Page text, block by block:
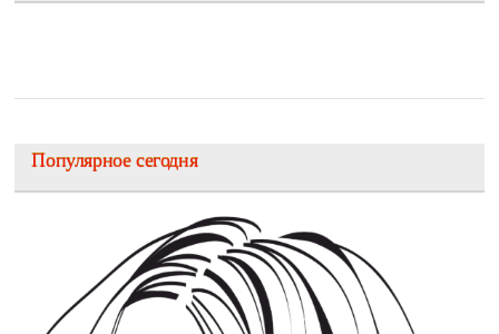
Популярное сегодня